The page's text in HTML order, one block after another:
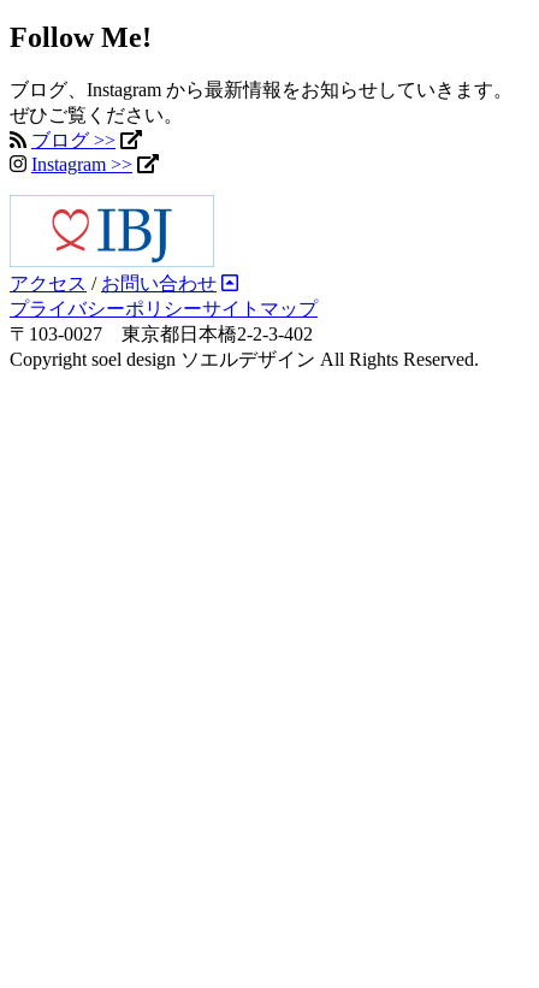
Follow Me!
ブログ、Instagram から最新情報をお知らせしていきます。
ぜひご覧ください。
ブログ >>
Instagram >>
アクセス / お問い合わせ
プライバシーポリシーサイトマップ
〒103-0027 東京都日本橋2-2-3-402
Copyright soel design ソエルデザイン All Rights Reserved.